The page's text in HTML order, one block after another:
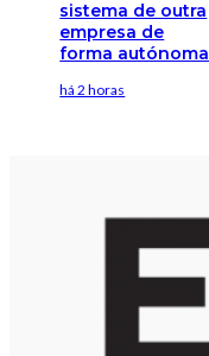
sistema de outra
empresa de
forma autónoma
há 2 horas